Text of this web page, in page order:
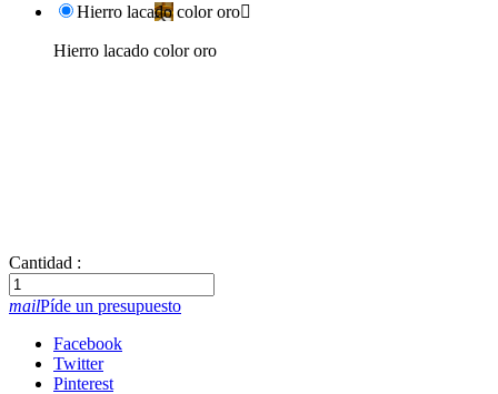
Hierro lacado color oro
Hierro lacado color oro
Cantidad :
mailPíde un presupuesto
Facebook
Twitter
Pinterest